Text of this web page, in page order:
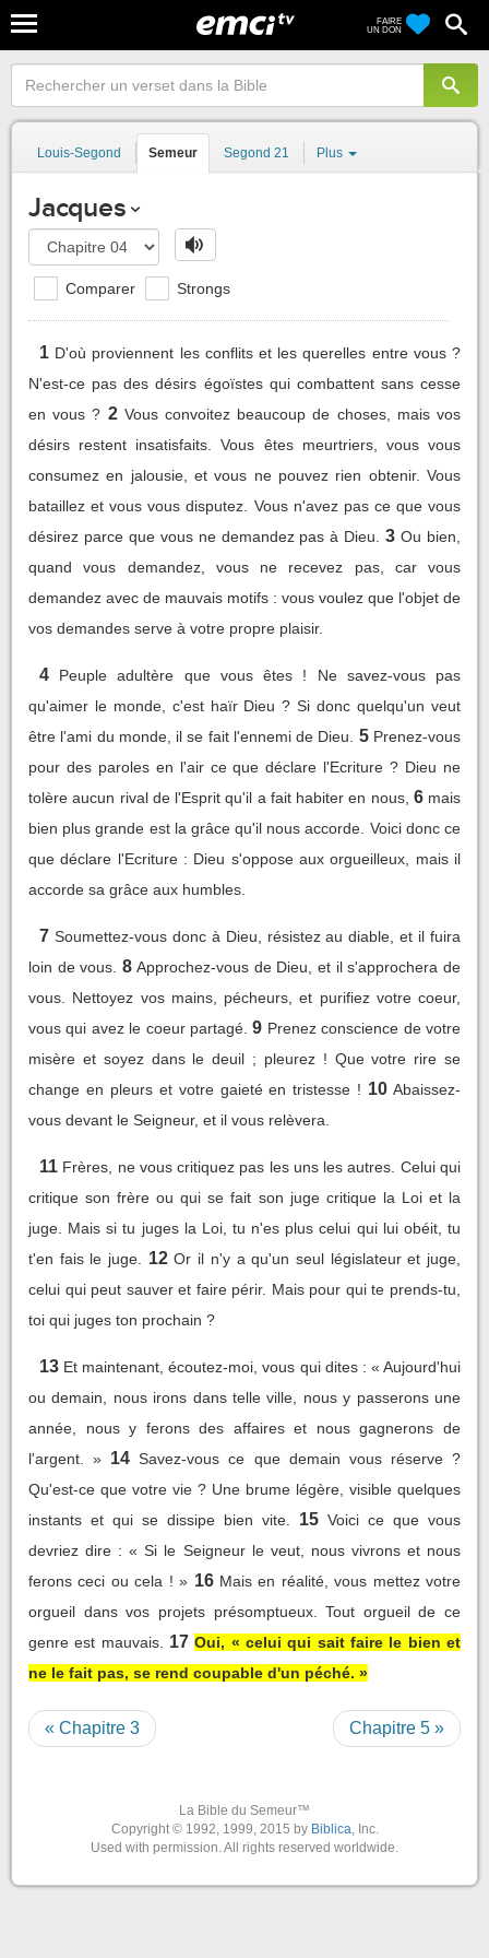
FAIRE
UN DON
Louis-Segond Semeur Segond 21 Plus
Jacques
Comparer Strongs
1 D'où proviennent les conflits et les querelles entre vous ?
N'est-ce pas des désirs égoïstes qui combattent sans cesse
en vous ? 2 Vous convoitez beaucoup de choses, mais vos
désirs restent insatisfaits. Vous êtes meurtriers, vous vous
consumez en jalousie, et vous ne pouvez rien obtenir. Vous
bataillez et vous vous disputez. Vous n'avez pas ce que vous
désirez parce que vous ne demandez pas à Dieu.
3 Ou bien,
quand vous demandez, vous ne recevez pas, car vous
demandez avec de mauvais motifs : vous voulez que l'objet de
vos demandes serve à votre propre plaisir.
4
Peuple adultère que vous êtes ! Ne savez-vous pas
qu'aimer le monde, c'est haïr Dieu ? Si donc quelqu'un veut
être l'ami du monde, il se fait l'ennemi de Dieu.
5 Prenez-vous
pour des paroles en l'air ce que déclare l'Ecriture ? Dieu ne
tolère aucun rival de l'Esprit qu'il a fait habiter en nous, 6 mais
bien plus grande est la grâce qu'il nous accorde. Voici donc ce
que déclare l'Ecriture : Dieu s'oppose aux orgueilleux, mais il
accorde sa grâce aux humbles.
7 Soumettez-vous donc à Dieu, résistez au diable, et il fuira
loin de vous. 8 Approchez-vous de Dieu, et il s'approchera de
vous. Nettoyez vos mains, pécheurs, et purifiez votre coeur,
vous qui avez le coeur partagé. 9 Prenez conscience de votre
misère et soyez dans le deuil ; pleurez ! Que votre rire se
change en pleurs et votre gaieté en tristesse ! 10 Abaissez-
vous devant le Seigneur, et il vous relèvera.
11 Frères, ne vous critiquez pas les uns les autres. Celui qui
critique son frère ou qui se fait son juge critique la Loi et la
juge. Mais si tu juges la Loi, tu n'es plus celui qui lui obéit, tu
t'en fais le juge.
12 Or il n'y a qu'un seul législateur et juge,
celui qui peut sauver et faire périr. Mais pour qui te prends-tu,
toi qui juges ton prochain ?
13 Et maintenant, écoutez-moi, vous qui dites : « Aujourd'hui
ou demain, nous irons dans telle ville, nous y passerons une
année, nous y ferons des affaires et nous gagnerons de
l'argent. » 14 Savez-vous ce que demain vous réserve ?
Qu'est-ce que votre vie ? Une brume légère, visible quelques
instants et qui se dissipe bien vite.
15 Voici ce que vous
devriez dire : « Si le Seigneur le veut, nous vivrons et nous
ferons ceci ou cela ! » 16 Mais en réalité, vous mettez votre
orgueil dans vos projets présomptueux. Tout orgueil de ce
genre est mauvais.
17 Oui, « celui qui sait faire le bien et
ne le fait pas, se rend coupable d'un péché. »
« Chapitre 3 Chapitre 5 »
La Bible du Semeur™
Copyright © 1992, 1999, 2015 by Biblica, Inc.
Used with permission. All rights reserved worldwide.